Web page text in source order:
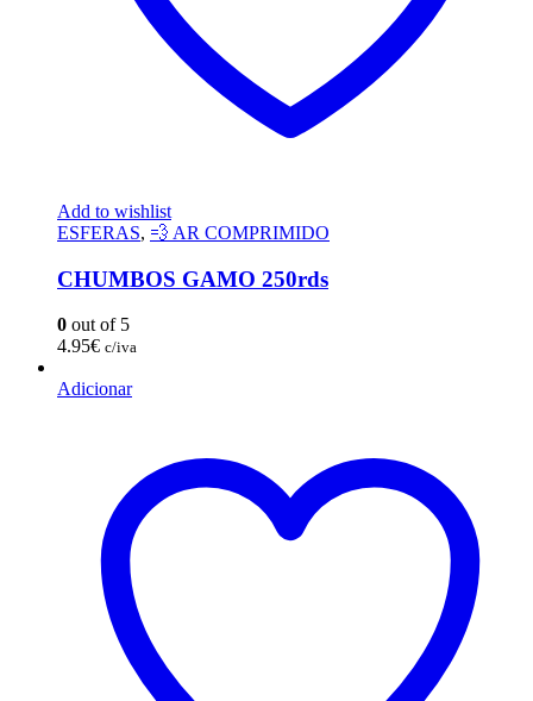
Add to wishlist
ESFERAS, 💨 AR COMPRIMIDO
CHUMBOS GAMO 250rds
0 out of 5
4.95€ c/iva
Adicionar